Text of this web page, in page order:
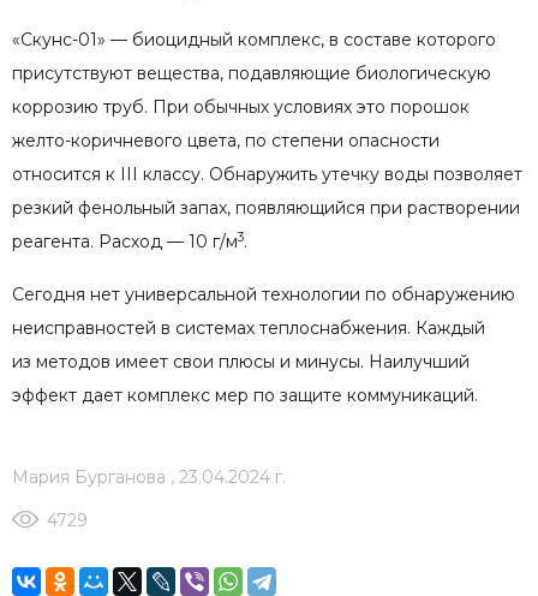
«Скунс-01» — биоцидный комплекс, в составе которого
присутствуют вещества, подавляющие биологическую
коррозию труб. При обычных условиях это порошок
желто-коричневого цвета, по степени опасности
относится к III классу. Обнаружить утечку воды позволяет
резкий фенольный запах, появляющийся при растворении
реагента. Расход — 10 г/м3.
Сегодня нет универсальной технологии по обнаружению
неисправностей в системах теплоснабжения. Каждый
из методов имеет свои плюсы и минусы. Наилучший
эффект дает комплекс мер по защите коммуникаций.
Мария Бурганова , 23.04.2024 г.
4729